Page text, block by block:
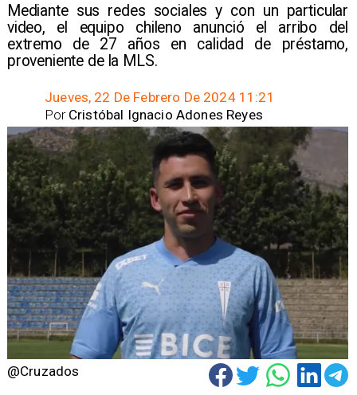
Mediante sus redes sociales y con un particular
video, el equipo chileno anunció el arribo del
extremo de 27 años en calidad de préstamo,
proveniente de la MLS.
Jueves, 22 De Febrero De 2024 11:21
Cristóbal Ignacio Adones Reyes
Por
@Cruzados